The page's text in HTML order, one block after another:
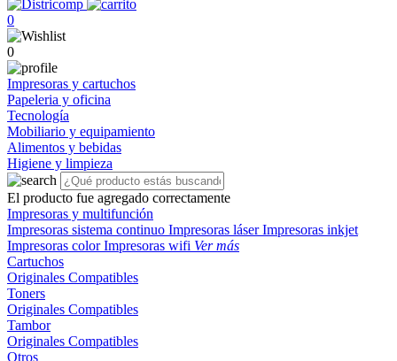
0
0
Impresoras y cartuchos
Papeleria y oficina
Tecnología
Mobiliario y equipamiento
Alimentos y bebidas
Higiene y limpieza
El producto fue agregado correctamente
Impresoras y multifunción
Impresoras sistema continuo Impresoras láserImpresoras inkjet
Impresoras colorImpresoras wifi Ver más
Cartuchos
Originales Compatibles
Toners
Originales Compatibles
Tambor
Originales Compatibles
Otros